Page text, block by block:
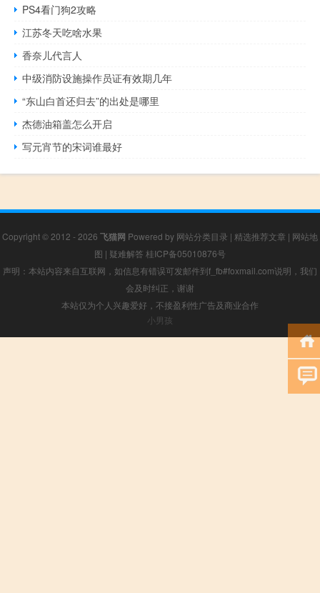
PS4看门狗2攻略
江苏冬天吃啥水果
香奈儿代言人
中级消防设施操作员证有效期几年
“东山白首还归去”的出处是哪里
杰德油箱盖怎么开启
写元宵节的宋词谁最好
Copyright © 2012 - 2026 飞猫网 Powered by 网站分类目录 | 精选推荐文章 | 网站地
图 | 疑难解答 桂ICP备05010876号
声明：本站内容来自互联网，如信息有错误可发邮件到f_fb#foxmail.com说明，我们
会及时纠正，谢谢
本站仅为个人兴趣爱好，不接盈利性广告及商业合作
小男孩